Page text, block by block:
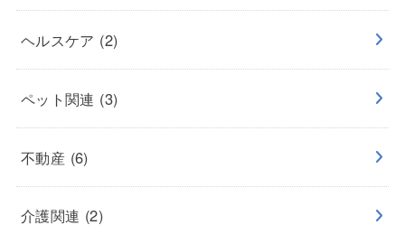
ヘルスケア (2)
ペット関連 (3)
不動産 (6)
介護関連 (2)